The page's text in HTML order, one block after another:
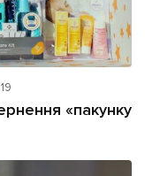
«пакунку